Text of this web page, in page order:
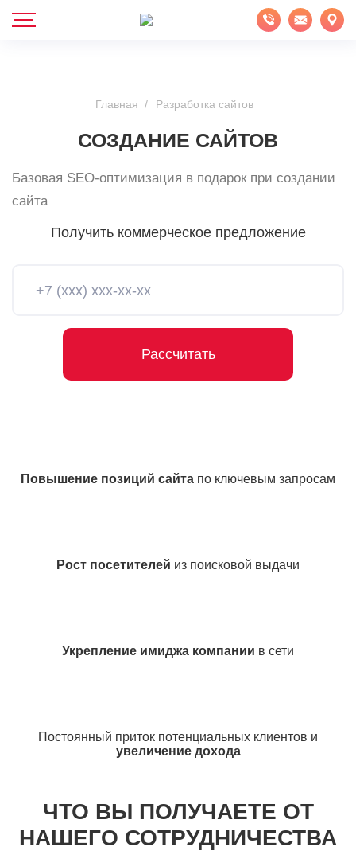
Главная Разработка сайтов
СОЗДАНИЕ САЙТОВ
Базовая SEO-оптимизация в подарок при создании
сайта
Получить коммерческое предложение
Рассчитать
Повышение позиций сайта по ключевым запросам
Рост посетителей из поисковой выдачи
Укрепление имиджа компании в сети
Постоянный приток потенциальных клиентов и
увеличение дохода
ЧТО ВЫ ПОЛУЧАЕТЕ ОТ
НАШЕГО СОТРУДНИЧЕСТВА